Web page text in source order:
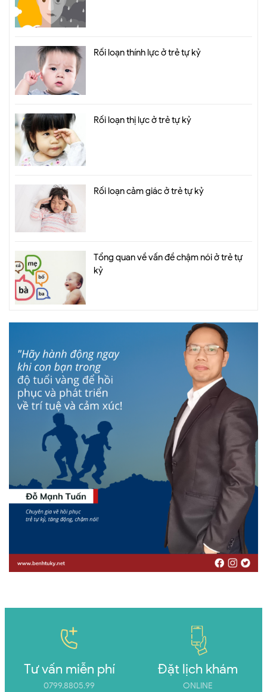
Rối loạn thính lực ở trẻ tự kỷ
Rối loạn thị lực ở trẻ tự kỷ
Rối loạn cảm giác ở trẻ tự kỷ
Tổng quan về vấn đề chậm nói ở trẻ tự
kỷ
Tư vấn miễn phí
0799.8805.99
Đặt lịch khám
ONLINE